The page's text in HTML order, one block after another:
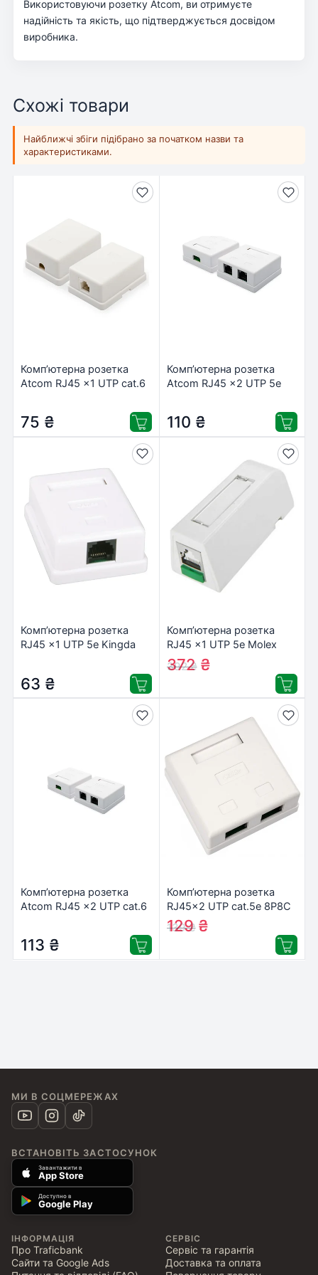
Використовуючи розетку Atcom, ви отримуєте
надійність та якість, що підтверджується досвідом
виробника.
Схожі товари
Найближчі збіги підібрано за початком назви та
характеристиками.
Комп’ютерна розетка
Atcom RJ45 x1 UTP cat.6
75 ₴
Комп’ютерна розетка
Atcom RJ45 x2 UTP 5e
110 ₴
Комп’ютерна розетка
RJ45 x1 UTP 5e Kingda
63 ₴
Комп’ютерна розетка
RJ45 x1 UTP 5e Molex
(SBX-00006-02)
392₴
372₴
Комп’ютерна розетка
Atcom RJ45 x2 UTP cat.6
113 ₴
Комп’ютерна розетка
RJ45x2 UTP cat.5e 8P8C
Vinga (VCPRJ45O2)
139₴
129₴
МИ В СОЦМЕРЕЖАХ
ВСТАНОВІТЬ ЗАСТОСУНОК
Завантажити в
App Store
Доступно в
Google Play
ІНФОРМАЦІЯ
Про Traficbank
Сайти та Google Ads
СЕРВІС
Сервіс та гарантія
Доставка та оплата